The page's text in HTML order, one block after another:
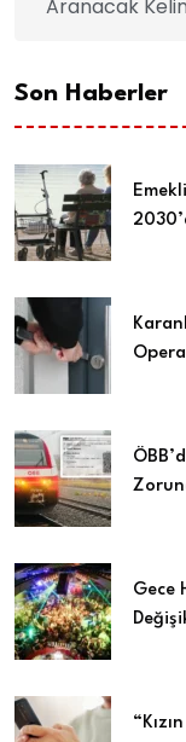
Son Haberler
Gece